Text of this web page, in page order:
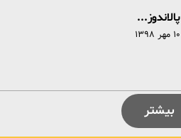
پالاندوز...
۱۰ مهر ۱۳۹۸
بیشتر